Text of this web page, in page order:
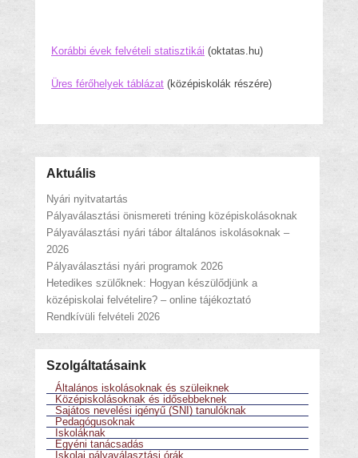
Korábbi évek felvételi statisztikái (oktatas.hu)
Üres férőhelyek táblázat (középiskolák részére)
Aktuális
Nyári nyitvatartás
Pályaválasztási önismereti tréning középiskolásoknak
Pályaválasztási nyári tábor általános iskolásoknak –
2026
Pályaválasztási nyári programok 2026
Hetedikes szülőknek: Hogyan készülődjünk a
középiskolai felvételire? – online tájékoztató
Rendkívüli felvételi 2026
Szolgáltatásaink
Általános iskolásoknak és szüleiknek
Középiskolásoknak és idősebbeknek
Sajátos nevelési igényű (SNI) tanulóknak
Pedagógusoknak
Iskoláknak
Egyéni tanácsadás
Iskolai pályaválasztási órák